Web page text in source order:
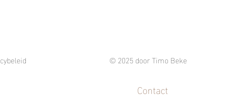
© 2025 door Timo Beke
Contact